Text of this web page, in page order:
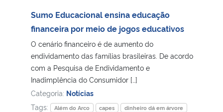
Sumo Educacional ensina educação
financeira por meio de jogos educativos
O cenário financeiro é de aumento do
endividamento das famílias brasileiras. De acordo
com a Pesquisa de Endividamento e
Inadimplência do Consumidor […]
Categoria: Notícias
Tags:
Além do Arco capes
dinheiro dá em árvore